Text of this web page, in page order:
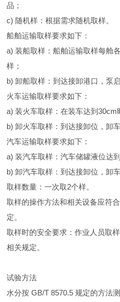
品；
c) 随机样：根据需求随机取样。
船舶运输取样要求如下：
a) 装船取样：船舶运输取样每舱
样；
b) 卸船取样：到达接卸港口，泵
火车运输取样要求如下：
a) 装火车取样：在装车达到30cm
b) 卸火车取样：到达接卸位，卸
汽车运输取样要求如下：
a) 装汽车取样：汽车储罐液位达
b) 卸汽车取样：到达接卸位，卸车
取样数量：一次取2个样。
取样的操作方法和相关设备应符
定。
取样时的安全要求：作业人员取
相关规定。
试验方法
水分按 GB/T 8570.5 规定的方法测